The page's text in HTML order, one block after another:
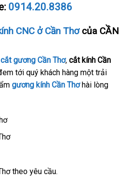
0914.20.8386
CNC ở Cần Thơcủa CẦN
cắt gương Cần Thơ, cắt kính Cần
tới quý khách hàng một trải
gương kính Cần Thơhài lòng
theo yêu cầu.